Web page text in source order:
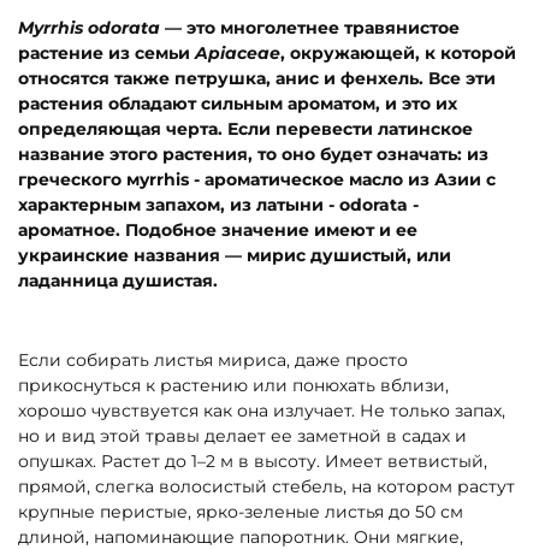
Myrrhis odorata — это многолетнее травянистое
растение из семьиApiaceae, окружающей, к которой
относятся также петрушка, анис и фенхель. Все эти
растения обладают сильным ароматом, и это их
определяющая черта. Если перевести латинское
название этого растения, то оно будет означать: из
греческого мyrrhis - ароматическое масло из Азии с
характерным запахом, из латыни - odorata -
ароматное. Подобное значение имеют и ее
украинские названия — мирис душистый, или
ладанница душистая.
Если собирать листья мириса, даже просто
прикоснуться к растению или понюхать вблизи,
хорошо чувствуется как она излучает. Не только запах,
но и вид этой травы делает ее заметной в садах и
опушках. Растет до 1–2 м в высоту. Имеет ветвистый,
прямой, слегка волосистый стебель, на котором растут
крупные перистые, ярко-зеленые листья до 50 см
длиной, напоминающие папоротник. Они мягкие,